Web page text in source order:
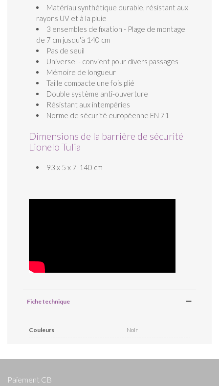
Matériau synthétique durable, résistant aux
rayons UV et à la pluie
3 ensembles de fixation - Plage de montage
de 7 cm jusqu'à 140 cm
Pas de seuil
Universel - convient pour divers passages
Mémoire de longueur
Taille compacte une fois plié
Double système anti-ouverture
Résistant aux intempéries
Norme de sécurité européenne EN 71
Dimensions de la barrière de sécurité
Lionelo Tulia
93 x 5 x 7-140 cm
Fiche technique
Couleurs Noir
Paiement CB